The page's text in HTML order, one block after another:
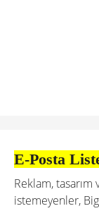
E-Posta
Reklam,
istemeyenler,